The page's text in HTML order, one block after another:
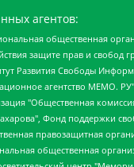
агентов:
Свободная Европа/Радио Свобода", Чешское информационное агентство "MEDIUM-ORIENT", Красноярская региональная общественная организация "Мы против СПИДа", Камалягин Денис Николаевич, Маркелов Сергей Евгеньевич, Пономарев Лев Александрович, Савицкая Людмила Алексеевна, Автономная некоммерческая организация "Центр по работе с проблемой насилия "НАСИЛИЮ.НЕТ", Межрегиональный профессиональный союз работников здравоохранения "Альянс врачей", Юридическое лицо, зарегистрированное в Латвийской Республике, SIA "Medusa Project" (регистрационный номер 40103797863, дата регистрации 10.06.2014), Некоммерческая организация "Фонд по борьбе с коррупцией", Автономная некоммерческая организация "Институт права и публичной политики", Баданин Роман Сергеевич, Гликин Максим Александрович, Железнова Мария Михайловна, Лукьянова Юлия Сергеевна, Маетная Елизавета Витальевна, Маняхин Петр Борисович, Чуракова Ольга Владимировна, Ярош Юлия Петровна, Юридическое лицо "The Insider SIA", зарегистрированное в Риге, Латвийская Республика (дата регистрации 26.06.2015), являющееся администратором доменного имени интернет-издания "The Insider SIA", https://theins.ru, Постернак Алексей Евгеньевич, Рубин Михаил Аркадьевич, Анин Роман Александрович, Юридическое лицо Istories fonds, зарегистрированное в Латвийской Республике (регистрационный номер 50008295751, дата регистрации 24.02.2020), Великовский Дмитрий Александрович, Долинина Ирина Николаевна, Мароховская Алеся Алексеевна, Шлейнов Роман Юрьевич, Шмагун Олеся Валентиновна, Общество с ограниченной ответственностью "Альтаир 2021", Общество с ограниченной ответственностью "Вега 2021", Общество с ограниченной ответственностью "Главный редактор 2021", Общество с ограниченной ответственностью "Ромашки монолит", Важенков Артем Валерьевич, Ивановская областная общественная организация "Центр гендерных исследований", Гурман Юрий Альбертович, Медиапроект "ОВД-Инфо", Егоров Владимир Владимирович, Жилинский Владимир Александрович, Общество с ограниченной ответственностью "ЗП", Иванова София Юрьевна, Карезина Инна Павловна, Кильтау Екатерина Викторовна, Петров Алексей Викторович, Пискунов Сергей Евгеньевич, Смирнов Сергей Сергеевич, Тихонов Михаил Сергеевич, Общество с ограниченной ответственностью "ЖУРНАЛИСТ-ИНОСТРАННЫЙ АГЕНТ", Арапова Галина Юрьевна, Вольтская Татьяна Анатольевна, Американская компания "Mason G.E.S. Anonymous Foundation" (США), являющаяся владельцем интернет-издания https://mnews.world/, Компания "Stichting Bellingcat", зарегистрированная в Нидерландах (дата регистрации 11.07.2018), Захаров Андрей Вячеславович, Клепиковская Екатерина Дмитриевна, Общество с ограниченной ответственностью "МЕМО", Перл Роман Александрович, Симонов Евгений Алексеевич, Соловьева Елена Анатольевна, Сотников Даниил Владимирович, Сурначева Елизавета Дмитриевна, Автономная некоммерческая организация по защите прав человека и информированию населения "Якутия – Наше Мнение", Общество с ограниченной ответственностью "Москоу диджитал медиа", с 26.01.2023 Общество с ограниченной ответственностью "Чайка Белые сады", Ветошкина Валерия Валерьевна, Заговора Максим Александрович, Межрегиональное общественное движение "Российская ЛГБТ - сеть", Оленичев Максим Владимирович, Павлов Иван Юрьевич, Скворцова Елена Сергеевна, Общество с ограниченной ответственностью "Как бы инагент", Кочетков Игорь Викторович, Общество с ограниченной ответственностью "Честные выборы", Еланчик Олег Александрович, Общество с ограниченной ответственностью "Нобелевский призыв", Гималова Регина Эмилевна, Григорьев Андрей Валерьевич, Григорьева Алина Александровна, Ассоциация по содействию защите прав призывников, альтернативнослужащих и военнослужащих "Правозащитная группа "Гражданин.Армия.Право", Хисамова Регина Фаритовна, Автономная некоммерческая организация по реализации социально-правовых программ "Лилит", Дальневосточное общественное движение "Маяк", Санкт-Петербургская ЛГБТ-инициативная группа "Выход", Инициативная группа ЛГБТ+ "Реверс", Алексеев Андрей Викторович,